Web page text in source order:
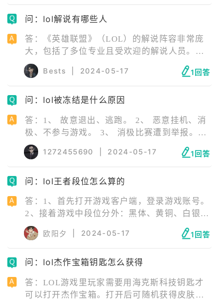
问：lol解说有哪些人
答：《英雄联盟》（LOL）的解说阵容非常庞
大，包括了多位专业且受欢迎的解说人员。以
下是一些知名的LOL解说： 1、冯雨（艺名：
Rita）。 2、张鹤（艺名：瞳夕）。 3、米勒。
4、王继德（Remember）。 5、管泽元。 6、
王多多。 此外，还有如wAwa、Cat、长毛、
PYL、俊日等众多解说员。这个名单还不包括
一些非常受欢迎的娱乐型解说，如小智、小漠
等。
Bests 2024-05-17 1回答
问：lol被冻结是什么原因
答：1、 故意退出、逃跑。 2、 恶意挂机、消
极、不参与游戏。 3、 消极比赛遭到举报。
4、 在游戏中恶意利用BUG，使用外挂等影响
游戏平衡的软件。 5、 在游戏中发布虚假、诈
骗信息，发表涉及政治、法律等信息。 6、 冒
充腾讯官方人员进行诈骗。 7、 其他恶劣游戏
1272455690 2024-05-17 1回答
问：lol王者段位怎么算的
答：1、首先打开游戏客户端，登录游戏账号。
2、接着游戏中段位分外：黑体、黄铜、白银、
黄金、铂金、钻石、大师、宗师、王者。 3、
然后大区里所有超凡大师段位胜点最高的500个
玩家为傲世宗师段位。 4、最后傲世宗师胜点
最高的200个玩家为最强王者的段位。
欧阳夕 2024-05-17 1回答
问：lol杰作宝箱钥匙怎么获得
答：LOL游戏里玩家需要用海克斯科技钥匙才
可以打开杰作宝箱。打开后可随机获得皮肤、